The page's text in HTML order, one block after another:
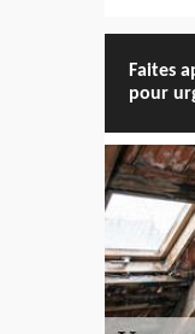
Faites
pour